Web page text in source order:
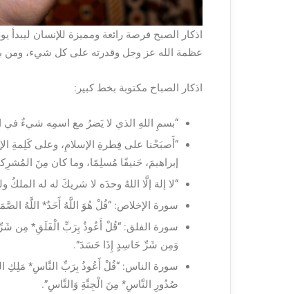
اذكار الصبح فرصة رائعة ومميزة للإنسان ليبدأ
عظمة الله عز وجل وقدرته على كل شيء، ومن
اذكار الصباح مكتوبة بخط كبير:
“بسمِ اللهِ الذي لا يَضرُ مع اسمِه شيءٌ في
“أَصبَحْنا على فِطرةِ الإسلامِ، وعلى كَلِمةِ
إبراهيمَ، حَنيفًا مُسلِمًا، وما كان مِنَ
“لا إلهَ إلَّا اللهُ وحدَه لا شريكَ له له
سورة الإخلاص: “قُلْ هُوَ اللَّهُ أَحَدٌ* اللَّهُ
سورة الفلق: “قُلْ أَعُوذُ بِرَبِّ الْفَلَقِ* مِن
وَمِن شَرِّ حَاسِدٍ إِذَا حَسَدَ”.
سورة الناس: “قُلْ أَعُوذُ بِرَبِّ النَّاسِ*
صُدُورِ النَّاسِ* مِنَ الْجِنَّةِ وَالنَّاسِ”.